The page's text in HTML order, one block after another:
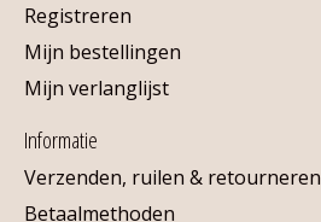
Registreren
Mijn bestellingen
Mijn verlanglijst
Informatie
Verzenden, ruilen & retourneren
Betaalmethoden